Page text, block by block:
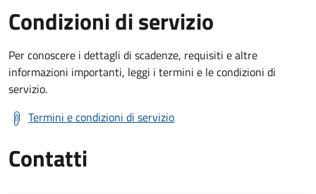
Condizioni di servizio
Per conoscere i dettagli di scadenze, requisiti e altre
informazioni importanti, leggi i termini e le condizioni di
servizio.
Termini e condizioni di servizio
Contatti